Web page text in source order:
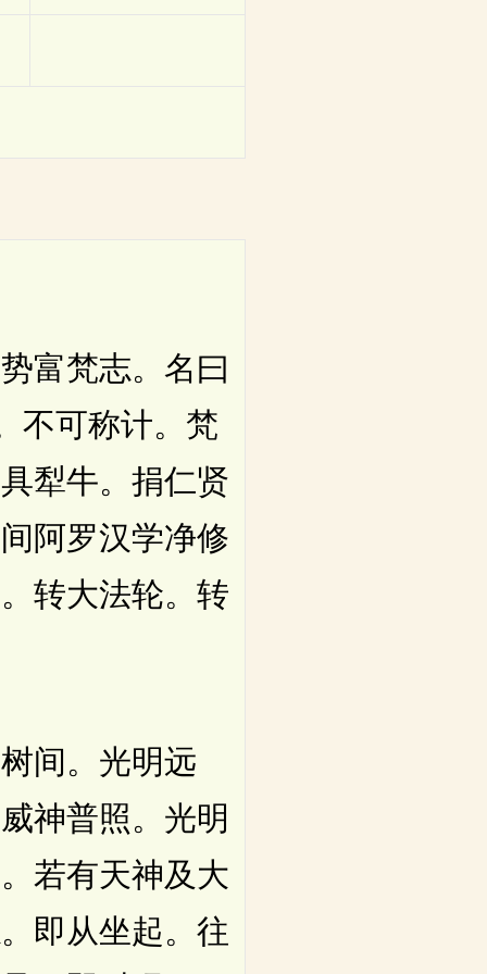
富梵志。名曰
不可称计。梵
犁牛。捐仁贤
阿罗汉学净修
转大法轮。转
间。光明远
神普照。光明
若有天神及大
即从坐起。往